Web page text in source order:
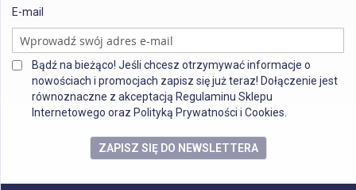
E-mail
Bądź na bieżąco! Jeśli chcesz otrzymywać informacje o
nowościach i promocjach zapisz się już teraz! Dołączenie jest
równoznaczne z akceptacją Regulaminu Sklepu
Internetowego oraz Polityką Prywatności i Cookies.
ZAPISZ SIĘ DO NEWSLETTERA